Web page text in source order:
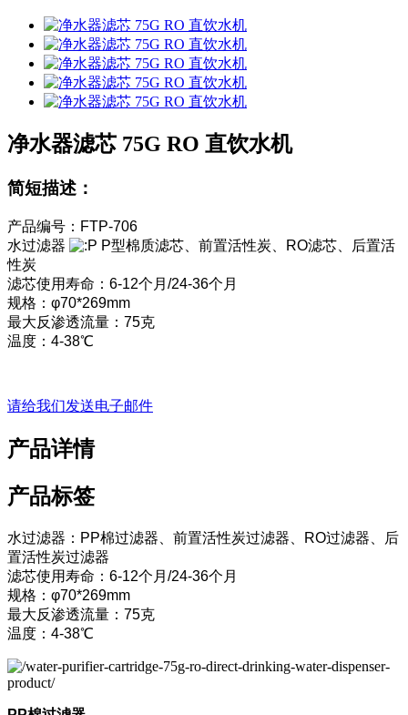
净水器滤芯 75G RO 直饮水机
简短描述：
产品编号：FTP-706
水过滤器
P型棉质滤芯、前置活性炭、RO滤芯、后置活
性炭
滤芯使用寿命：6-12个月/24-36个月
规格：φ70*269mm
最大反渗透流量：75克
温度：4-38℃
请给我们发送电子邮件
产品详情
产品标签
水过滤器：PP棉过滤器、前置活性炭过滤器、RO过滤器、后
置活性炭过滤器
滤芯使用寿命：6-12个月/24-36个月
规格：φ70*269mm
最大反渗透流量：75克
温度：4-38℃